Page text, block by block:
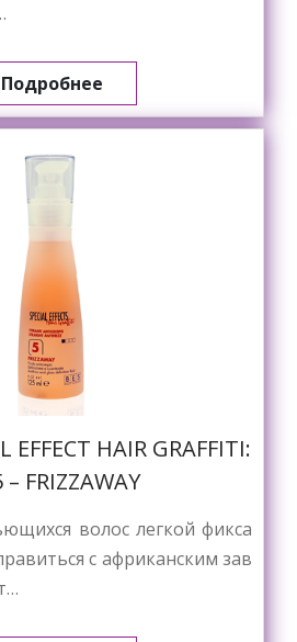
Подробнее
EFFECT HAIR GRAFFITI:
FRIZZAWAY
волос легкой фикса
с африканским зав